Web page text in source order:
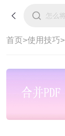
首页>使用技巧>